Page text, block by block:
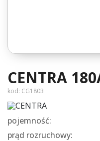
CENTRA
kod: CG1803
pojemność:
prąd rozruchowy: